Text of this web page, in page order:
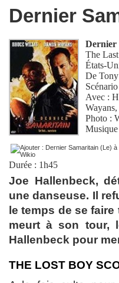
Dernier
Dernier
The
États-
De
Avec :
Wayans
Photo :
Durée : 1h45
Joe Hallenbeck,
une danseuse. Il
le temps de se
meurt à son tour,
Hallenbeck pour
THE LOST BOY